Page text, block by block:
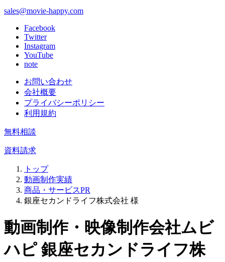
sales@movie-happy.com
Facebook
Twitter
Instagram
YouTube
note
お問い合わせ
会社概要
プライバシーポリシー
利用規約
無料相談
資料請求
トップ
動画制作実績
商品・サービスPR
銀座セカンドライフ株式会社 様
動画制作・映像制作会社ムビ
ハピ 銀座セカンドライフ株